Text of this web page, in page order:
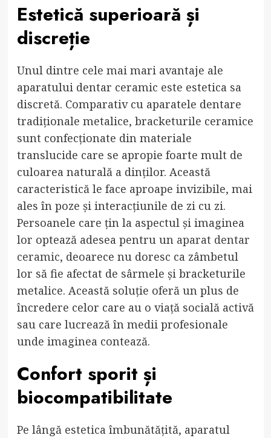
Estetică superioară și
discreție
Unul dintre cele mai mari avantaje ale
aparatului dentar ceramic este estetica sa
discretă. Comparativ cu aparatele dentare
tradiționale metalice, bracketurile ceramice
sunt confecționate din materiale
translucide care se apropie foarte mult de
culoarea naturală a dinților. Această
caracteristică le face aproape invizibile, mai
ales în poze și interacțiunile de zi cu zi.
Persoanele care țin la aspectul și imaginea
lor optează adesea pentru un aparat dentar
ceramic, deoarece nu doresc ca zâmbetul
lor să fie afectat de sârmele și bracketurile
metalice. Această soluție oferă un plus de
încredere celor care au o viață socială activă
sau care lucrează în medii profesionale
unde imaginea contează.
Confort sporit și
biocompatibilitate
Pe lângă estetica îmbunătățită, aparatul